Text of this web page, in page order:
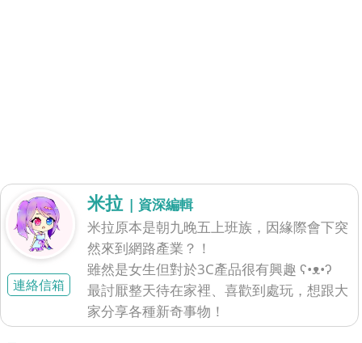
連絡信箱
米拉 | 資深編輯
米拉原本是朝九晚五上班族，因緣際會下突
然來到網路產業？！
雖然是女生但對於3C產品很有興趣 ʕ•ᴥ•ʔ
最討厭整天待在家裡、喜歡到處玩，想跟大
家分享各種新奇事物！